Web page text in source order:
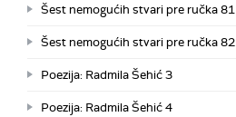
Šest nemogućih stvari pre ručka 81
Šest nemogućih stvari pre ručka 82
Poezija: Radmila Šehić 3
Poezija: Radmila Šehić 4